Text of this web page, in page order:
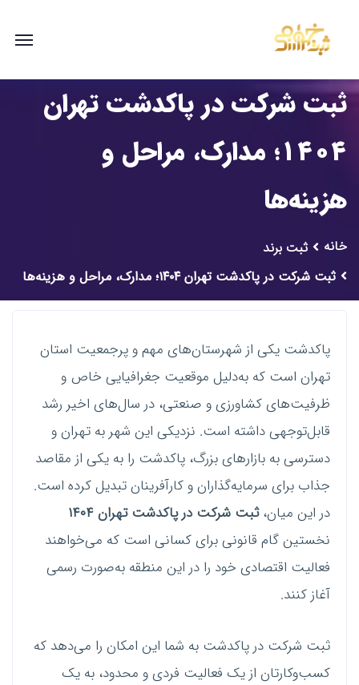
ثبت شرکت در پاکدشت تهران
۱۴۰۴؛ مدارک، مراحل و
هزینه‌ها
خانه
ثبت برند
ثبت شرکت در پاکدشت تهران ۱۴۰۴؛ مدارک، مراحل و هزینه‌ها
پاکدشت یکی از شهرستان‌های مهم و پرجمعیت استان
تهران است که به‌دلیل موقعیت جغرافیایی خاص و
ظرفیت‌های کشاورزی و صنعتی، در سال‌های اخیر رشد
قابل‌توجهی داشته است. نزدیکی این شهر به تهران و
دسترسی به بازارهای بزرگ، پاکدشت را به یکی از مقاصد
جذاب برای سرمایه‌گذاران و کارآفرینان تبدیل کرده است.
در این میان،ثبت شرکت در پاکدشت تهران ۱۴۰۴
نخستین گام قانونی برای کسانی است که می‌خواهند
فعالیت اقتصادی خود را در این منطقه به‌صورت رسمی
آغاز کنند.
ثبت شرکت در پاکدشت به شما این امکان را می‌دهد که
کسب‌وکارتان از یک فعالیت فردی و محدود، به یک